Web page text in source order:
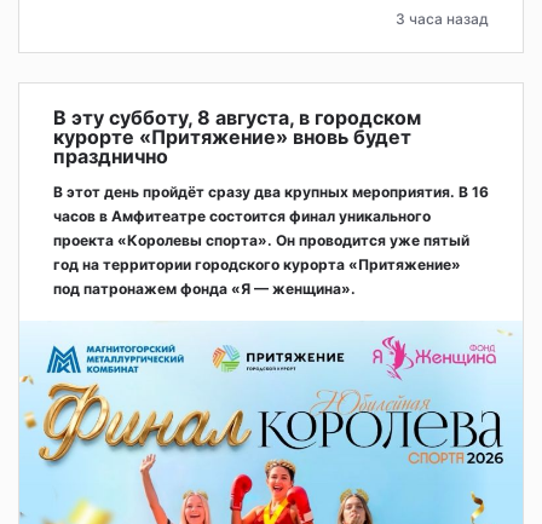
3 часа назад
В эту субботу, 8 августа, в городском
курорте «Притяжение» вновь будет
празднично
В этот день пройдёт сразу два крупных мероприятия. В 16
часов в Амфитеатре состоится финал уникального
проекта «Королевы спорта». Он проводится уже пятый
год на территории городского курорта «Притяжение»
под патронажем фонда «Я — женщина».